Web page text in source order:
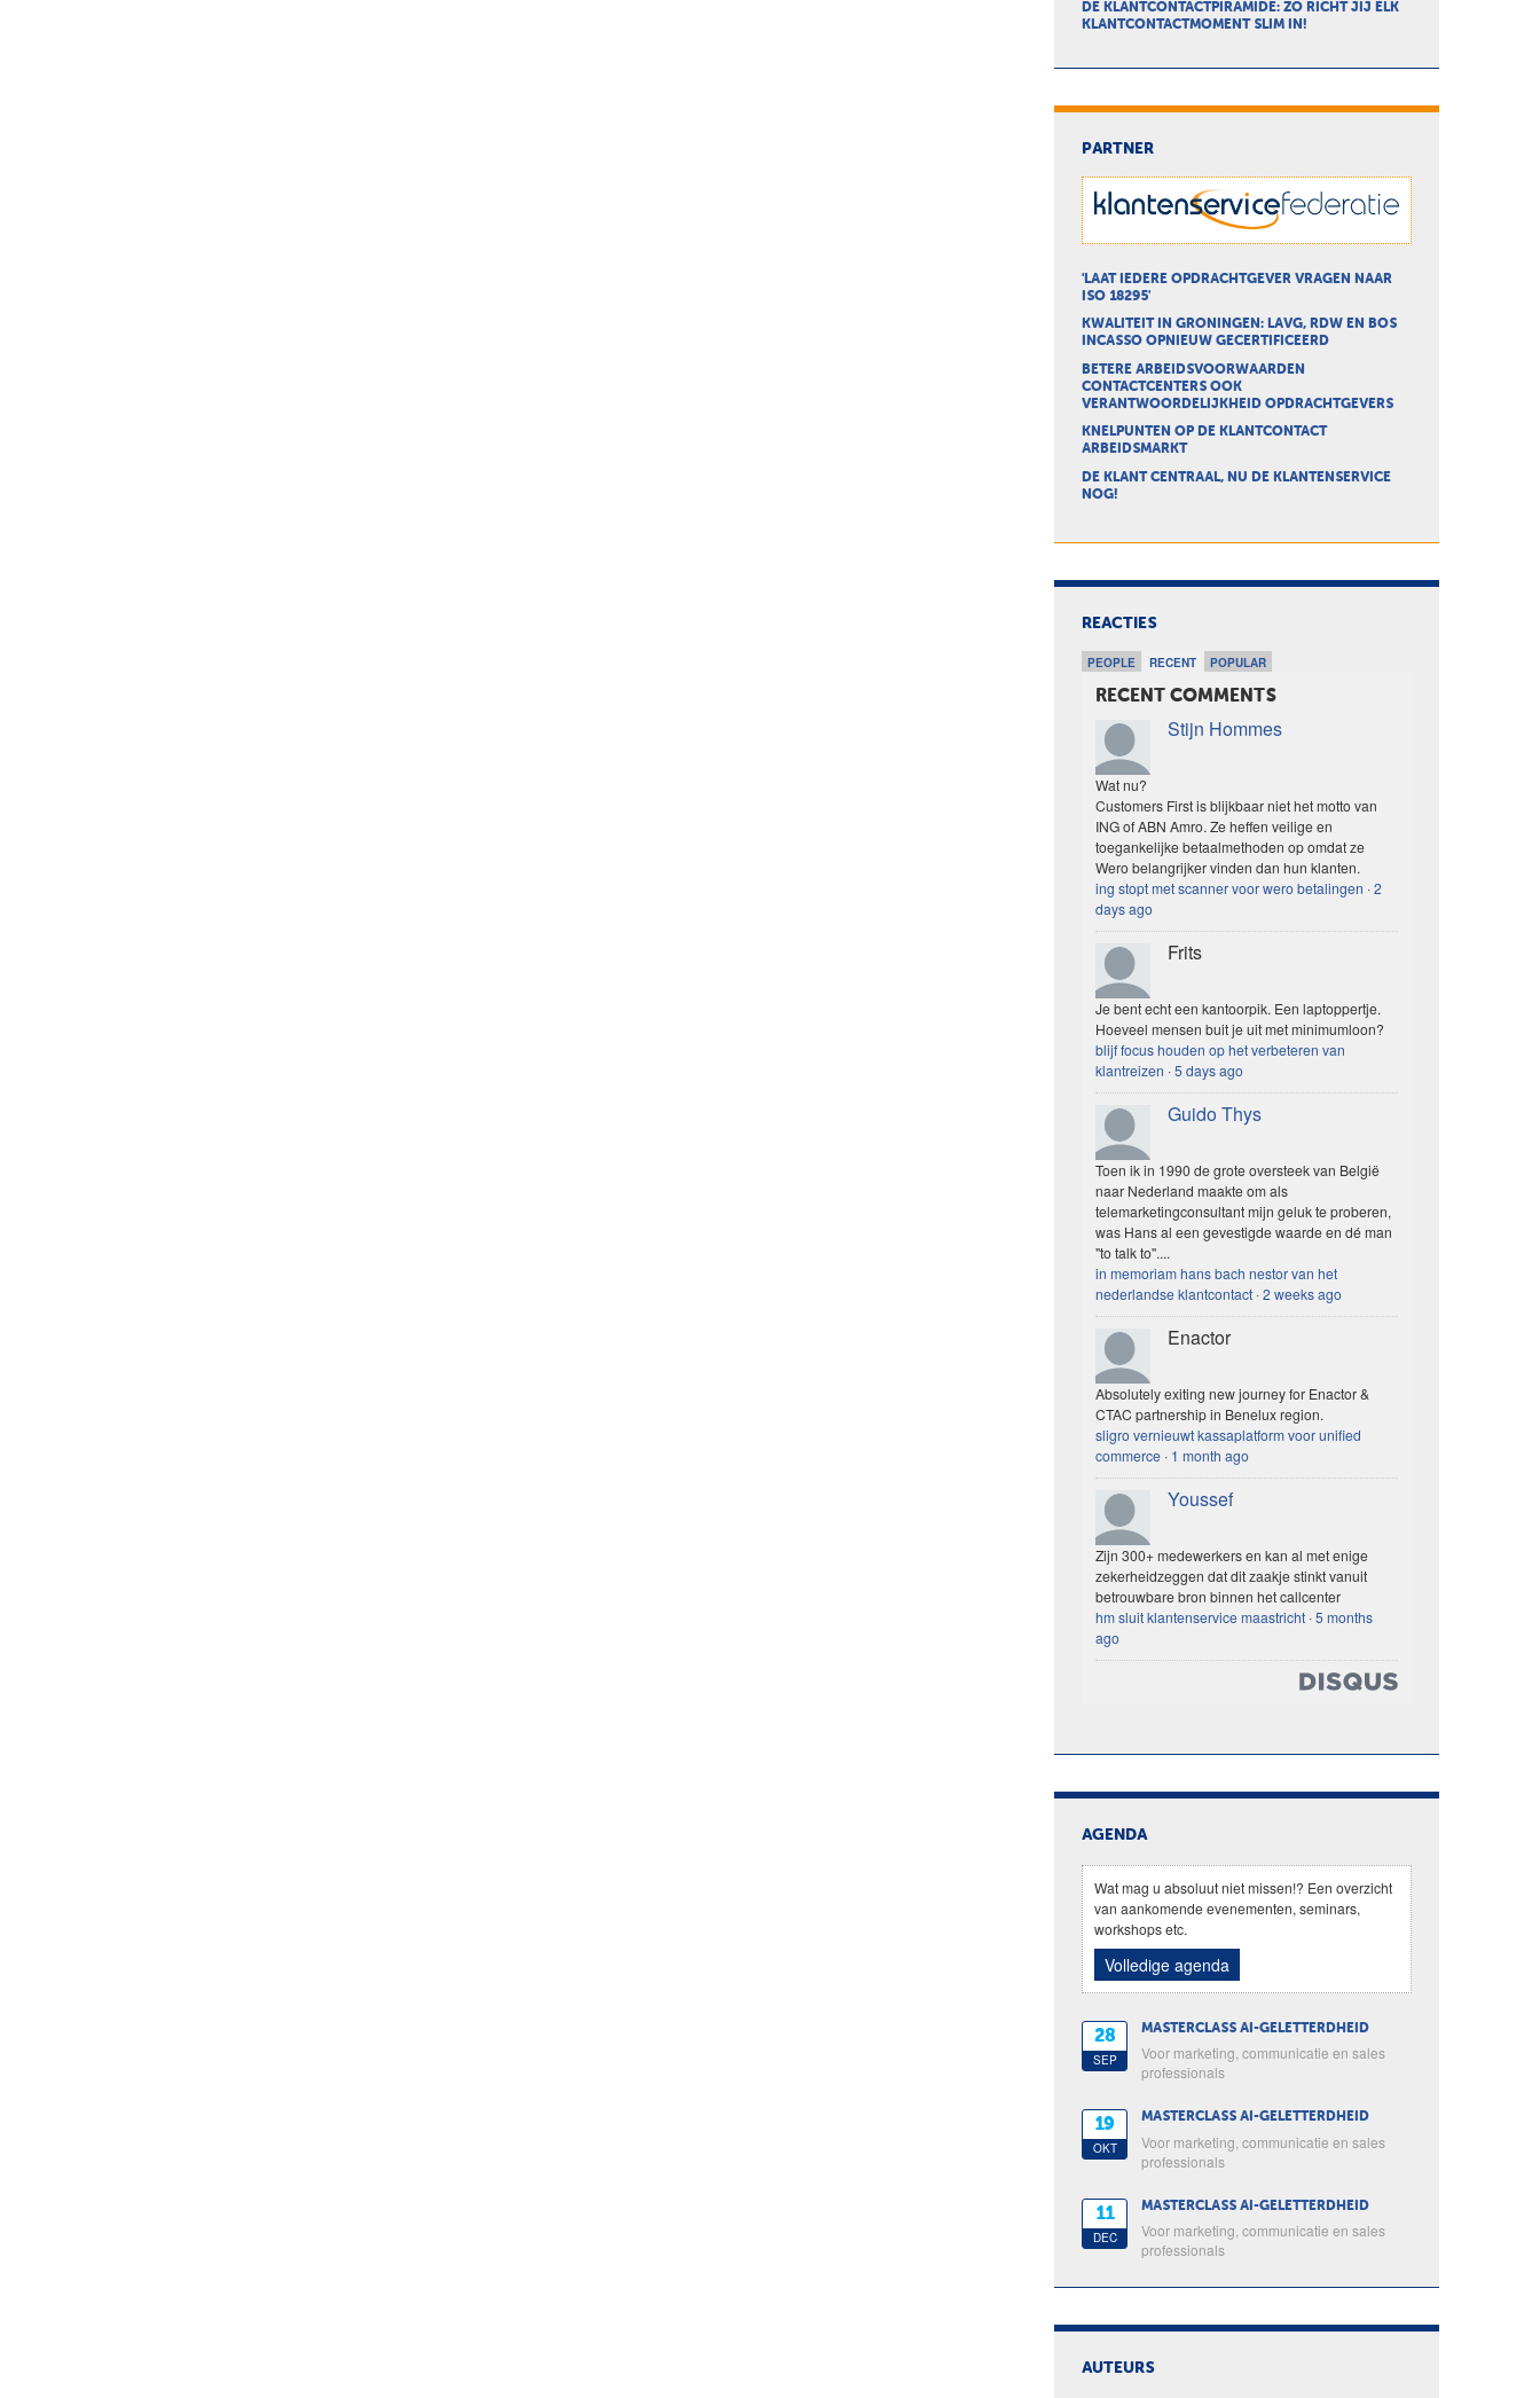
DE KLANTCONTACTPIRAMIDE: ZO RICHT JIJ ELK
KLANTCONTACTMOMENT SLIM IN!
PARTNER
'LAAT IEDERE OPDRACHTGEVER VRAGEN NAAR
ISO 18295'
KWALITEIT IN GRONINGEN: LAVG, RDW EN BOS
INCASSO OPNIEUW GECERTIFICEERD
BETERE ARBEIDSVOORWAARDEN
CONTACTCENTERS OOK
VERANTWOORDELIJKHEID OPDRACHTGEVERS
KNELPUNTEN OP DE KLANTCONTACT
ARBEIDSMARKT
DE KLANT CENTRAAL, NU DE KLANTENSERVICE
NOG!
REACTIES
PEOPLE RECENT POPULAR
RECENT COMMENTS
Stijn Hommes
Wat nu?
Customers First is blijkbaar niet het motto van
ING of ABN Amro. Ze heffen veilige en
toegankelijke betaalmethoden op omdat ze
Wero belangrijker vinden dan hun klanten.
ing stopt met scanner voor wero betalingen ·2
days ago
Frits
Je bent echt een kantoorpik. Een laptoppertje.
Hoeveel mensen buit je uit met minimumloon?
blijf focus houden op het verbeteren van
klantreizen ·5 days ago
Guido Thys
Toen ik in 1990 de grote oversteek van België
naar Nederland maakte om als
telemarketingconsultant mijn geluk te proberen,
was Hans al een gevestigde waarde en dé man
"to talk to"....
in memoriam hans bach nestor van het
nederlandse klantcontact ·2 weeks ago
Enactor
Absolutely exiting new journey for Enactor &
CTAC partnership in Benelux region.
sligro vernieuwt kassaplatform voor unified
commerce · 1 month ago
Youssef
Zijn 300+ medewerkers en kan al met enige
zekerheidzeggen dat dit zaakje stinkt vanuit
betrouwbare bron binnen het callcenter
hm sluit klantenservice maastricht ·5 months
ago
AGENDA
Wat mag u absoluut niet missen!? Een overzicht
van aankomende evenementen, seminars,
workshops etc.
Volledige agenda
28
SEP
MASTERCLASS AI-GELETTERDHEID
Voor marketing, communicatie en sales
professionals
19
OKT
MASTERCLASS AI-GELETTERDHEID
Voor marketing, communicatie en sales
professionals
11
DEC
MASTERCLASS AI-GELETTERDHEID
Voor marketing, communicatie en sales
professionals
AUTEURS